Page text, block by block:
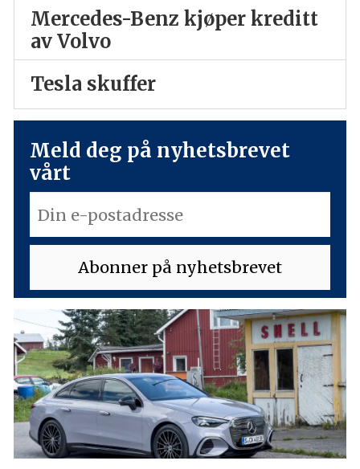
Mercedes-Benz kjøper kreditt
av Volvo
Tesla skuffer
Meld deg på nyhetsbrevet
vårt